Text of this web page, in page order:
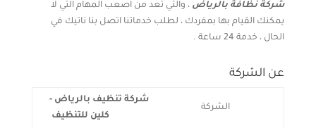
شركة نظافة بالرياض ، والتي تعد من اصعب المهام التي لا
يمكنك القيام بها بمفردك ، لطلب خدماتنا اتصل بنا ناتيك في
الحال ، خدمة 24 ساعة .
عن الشركة
الشركة
شركة تنظيف بالرياض -
كلين للتنظيف